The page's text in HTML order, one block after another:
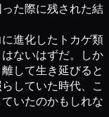
た際に残された結
進化したトカゲ類
ないはずだ。しか
して生き延びると
していた時代、こ
いたのかもしれな